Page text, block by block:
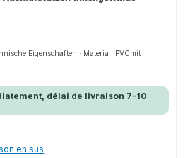
Eigenschaften:· Material: PVCmit
délai de livraison 7-10
en sus